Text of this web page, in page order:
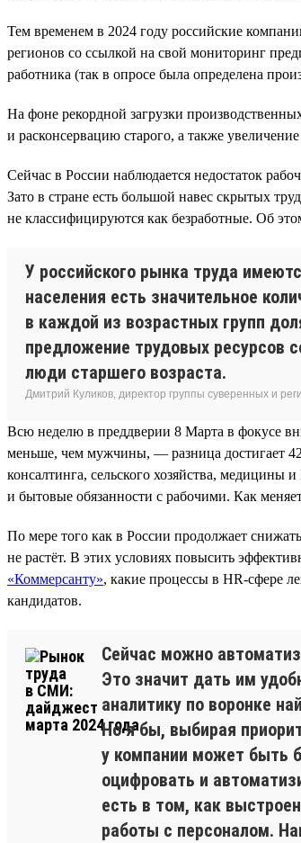
Тем временем в 2024 году российские
регионов со ссылкой на свой мониторинг
работника (так в опросе была определена
На фоне рекордной загрузки
и расконсервацию старого, а также
Сейчас в России наблюдается недостаток
Зато в стране есть большой навес скрытых
не классифицируются как безработные. Об
У российского рынка труда
населения есть значительное
в каждой из возрастных групп
предложение трудовых ресурсов
люди старшего возраста.
Дмитрий Куликов, директор группы суверенных и
Всю неделю в преддверии 8 Марта в фокусе
меньше, чем мужчины, — разница достигает
консалтинга, сельского хозяйства,
и бытовые обязанности с рабочими. Как
По мере того как в России продолжает
не растёт. В этих условиях повысить
«Коммерсанту», какие процессы в HR-сфере
кандидатов.
Сейчас можно
Это значит дать им
аналитику по воронке
Но я бы, выбирая
у компании может быть
оцифровать и
есть в том, как
работы с персоналом.